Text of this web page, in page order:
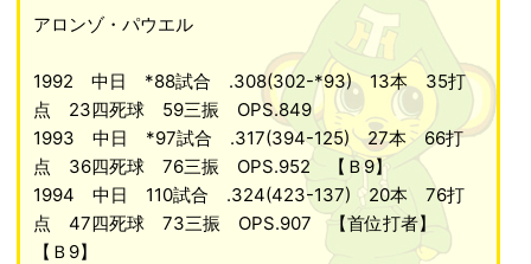
アロンゾ・パウエル
1992 中日 *88試合 .308(302-*93) 13本 35打
点 23四死球 59三振 OPS.849
1993 中日 *97試合 .317(394-125) 27本 66打
点 36四死球 76三振 OPS.952 【Ｂ9】
1994 中日 110試合 .324(423-137) 20本 76打
点 47四死球 73三振 OPS.907 【首位打者】
【Ｂ9】